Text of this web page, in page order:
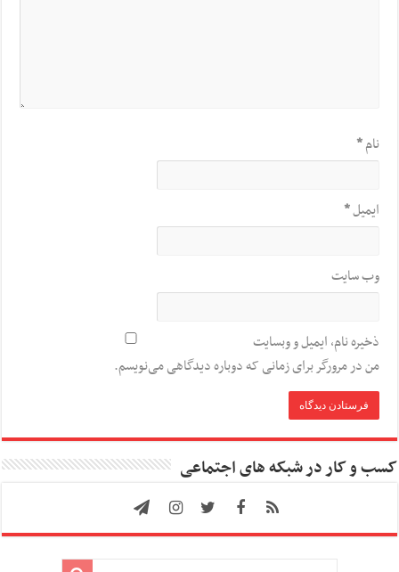
نام*
ایمیل*
وب‌ سایت
ذخیره نام، ایمیل و وبسایت
من در مرورگر برای زمانی که دوباره دیدگاهی می‌نویسم.
کسب و کار در شبکه های اجتماعی